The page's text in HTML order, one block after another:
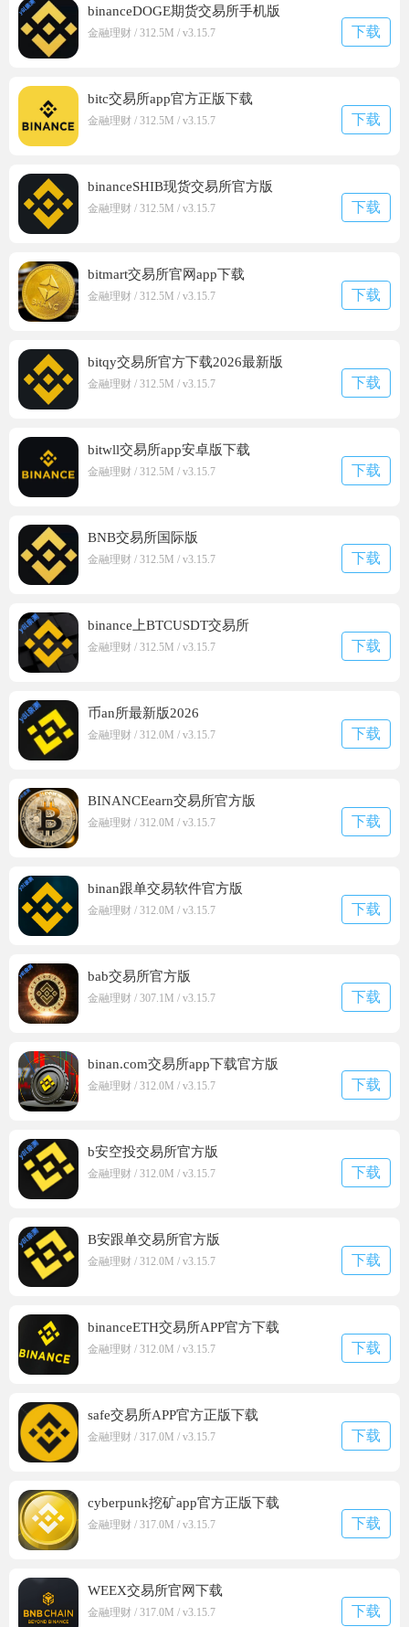
binanceDOGE期货交易所手机版
金融理财 / 312.5M / v3.15.7 下载
bitc交易所app官方正版下载
金融理财 / 312.5M / v3.15.7 下载
binanceSHIB现货交易所官方版
金融理财 / 312.5M / v3.15.7 下载
bitmart交易所官网app下载
金融理财 / 312.5M / v3.15.7 下载
bitqy交易所官方下载2026最新版
金融理财 / 312.5M / v3.15.7 下载
bitwll交易所app安卓版下载
金融理财 / 312.5M / v3.15.7 下载
BNB交易所国际版
金融理财 / 312.5M / v3.15.7 下载
binance上BTCUSDT交易所
金融理财 / 312.5M / v3.15.7 下载
币an所最新版2026
金融理财 / 312.0M / v3.15.7 下载
BINANCEearn交易所官方版
金融理财 / 312.0M / v3.15.7 下载
binan跟单交易软件官方版
金融理财 / 312.0M / v3.15.7 下载
bab交易所官方版
金融理财 / 307.1M / v3.15.7 下载
binan.com交易所app下载官方版
金融理财 / 312.0M / v3.15.7 下载
b安空投交易所官方版
金融理财 / 312.0M / v3.15.7 下载
B安跟单交易所官方版
金融理财 / 312.0M / v3.15.7 下载
binanceETH交易所APP官方下载
金融理财 / 312.0M / v3.15.7 下载
safe交易所APP官方正版下载
金融理财 / 317.0M / v3.15.7 下载
cyberpunk挖矿app官方正版下载
金融理财 / 317.0M / v3.15.7 下载
WEEX交易所官网下载
金融理财 / 317.0M / v3.15.7 下载